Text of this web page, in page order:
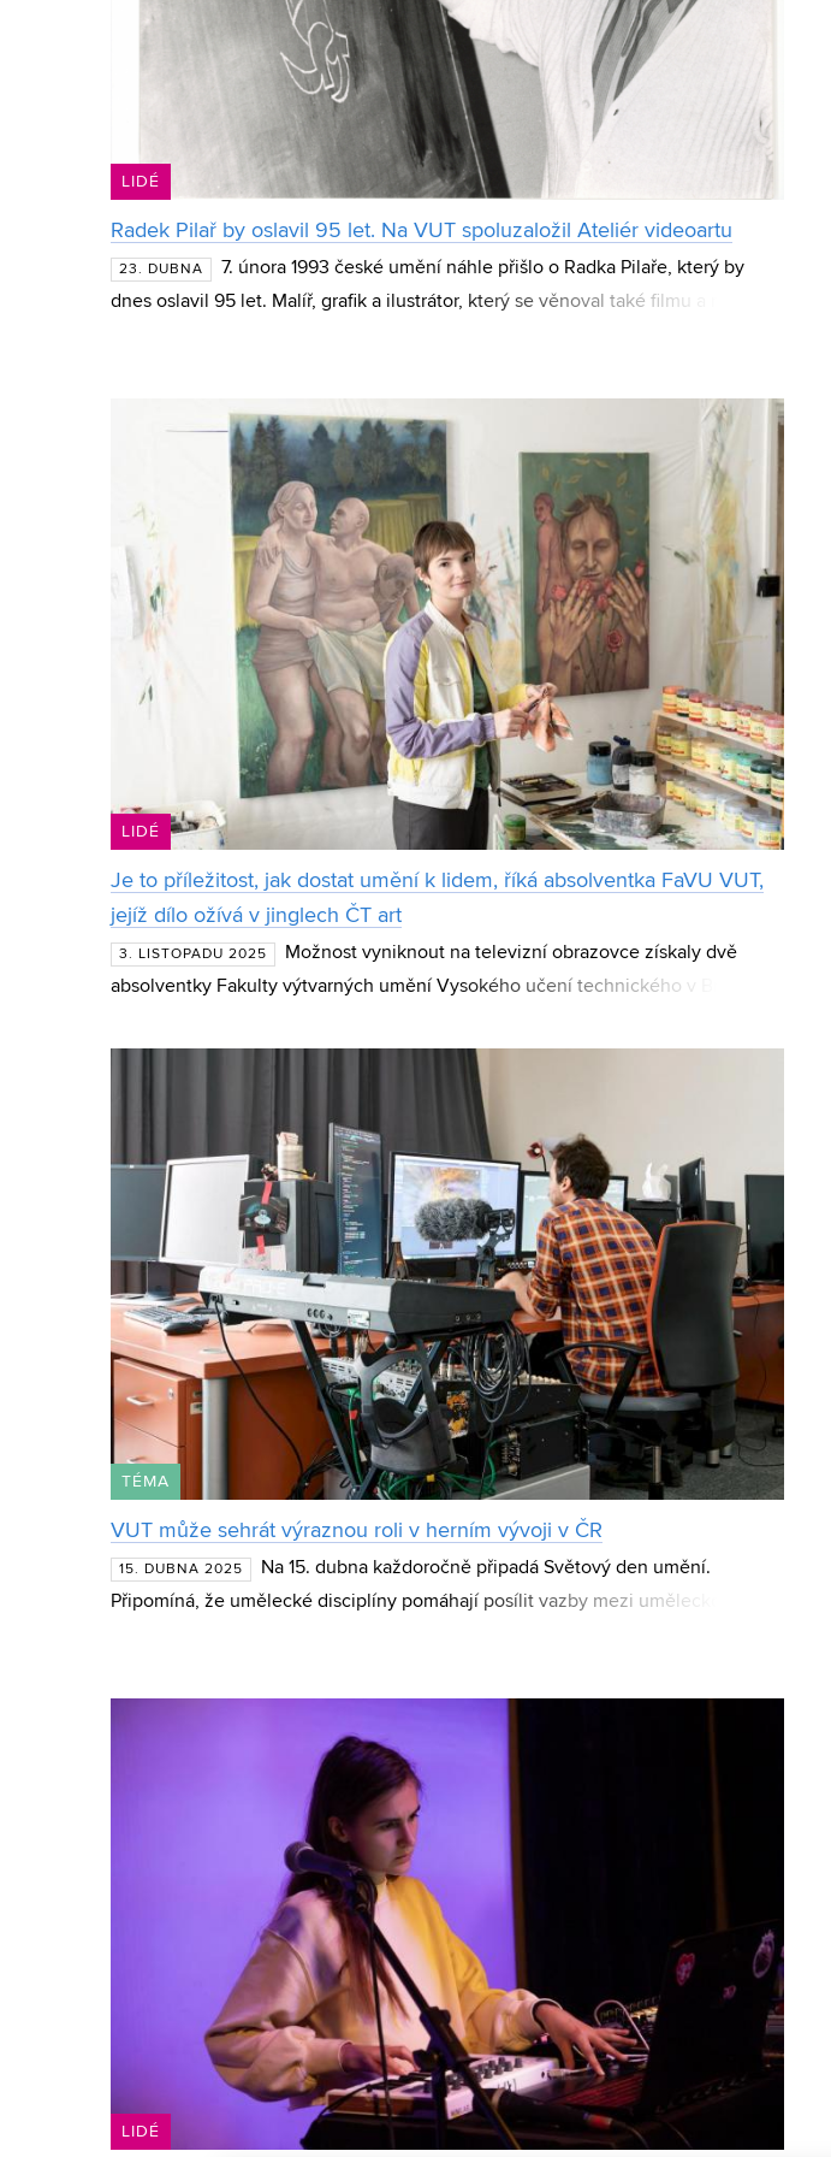
LIDÉ
Radek Pilař by oslavil 95 let. Na VUT spoluzaložil Ateliér videoartu
23. DUBNA
7. února 1993 české umění náhle přišlo o Radka Pilaře, který by
dnes oslavil 95 let. Malíř, grafik a ilustrátor, který se věnoval také filmu a režii,
LIDÉ
Je to příležitost, jak dostat umění k lidem, říká absolventka FaVU VUT,
jejíž dílo ožívá v jinglech ČT art
3. LISTOPADU 2025
Možnost vyniknout na televizní obrazovce získaly dvě
absolventky Fakulty výtvarných umění Vysokého učení technického v Brně.
TÉMA
VUT může sehrát výraznou roli v herním vývoji v ČR
15. DUBNA 2025
Na 15. dubna každoročně připadá Světový den umění.
Připomíná, že umělecké disciplíny pomáhají posílit vazby mezi uměleckou
LIDÉ